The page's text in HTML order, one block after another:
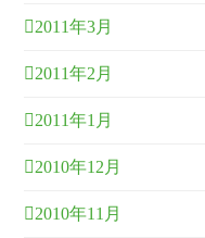
2011年3月
2011年2月
2011年1月
2010年12月
2010年11月